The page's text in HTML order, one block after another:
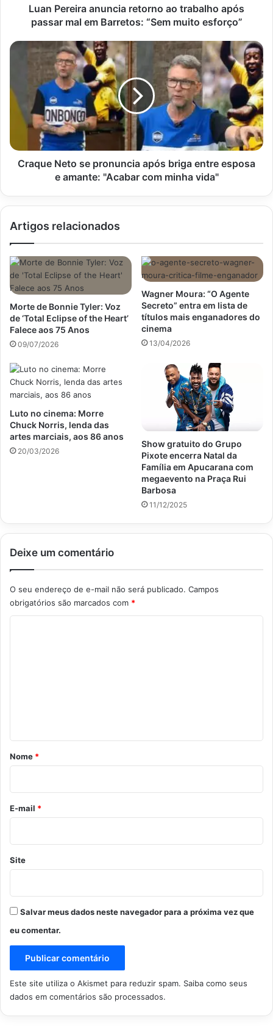
Barretos:
muito
Luan Pereira anuncia retorno ao trabalho após
passar mal em Barretos: “Sem muito esforço”
Craque
pronuncia
após
briga
entre
e
amante:
Craque Neto se pronuncia após briga entre esposa
e amante: "Acabar com minha vida"
Artigos relacionados
Morte de Bonnie Tyler: Voz
de ‘Total Eclipse of the Heart’
Falece aos 75 Anos
09/07/2026
Wagner Moura: “O Agente
Secreto” entra em lista de
títulos mais enganadores do
cinema
13/04/2026
Luto no cinema: Morre
Chuck Norris, lenda das
artes marciais, aos 86 anos
20/03/2026
Show gratuito do Grupo
Pixote encerra Natal da
Família em Apucarana com
megaevento na Praça Rui
Barbosa
11/12/2025
Deixe um comentário
O seu endereço de e-mail não será publicado. Campos
obrigatórios são marcados com *
r
o
*
Nome *
E-mail *
Site
Salvar meus dados neste navegador para a próxima vez que
eu comentar.
Este site utiliza o Akismet para reduzir spam. Saiba como seus
dados em comentários são processados.